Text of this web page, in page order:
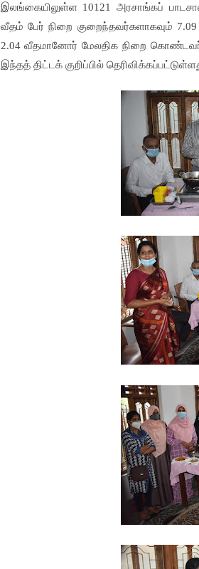
இலங்கையிலுள்ள10121 அரசாங்கப்
வீதம் பேர் நிறை குறைந்தவர்களாகவும் 7.09
2.04வீதமானோர் மேலதிக நிறை
இந்தத் திட்டக் குறிப்பில்